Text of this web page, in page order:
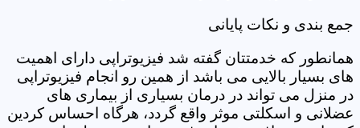
جمع بندی و نکات پایانی
همانطور که خدمتتان گفته شد فیزیوتراپی دارای اهمیت
های بسیار بالایی می باشد از همین رو انجام فیزیوتراپی
در منزل می تواند در درمان بسیاری از بیماری های
عضلانی و اسکلتی موثر واقع گردد، هرگاه احساس کردین